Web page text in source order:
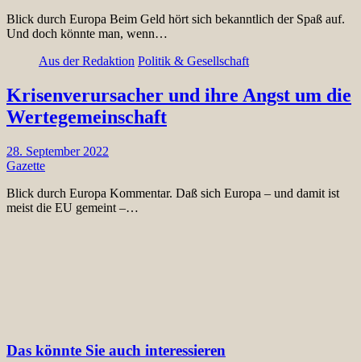
Blick durch Europa Beim Geld hört sich bekanntlich der Spaß auf.
Und doch könnte man, wenn…
Aus der Redaktion Politik & Gesellschaft
Krisenverursacher und ihre Angst um die
Wertegemeinschaft
28. September 2022
Gazette
Blick durch Europa Kommentar. Daß sich Europa – und damit ist
meist die EU gemeint –…
Das könnte Sie auch interessieren